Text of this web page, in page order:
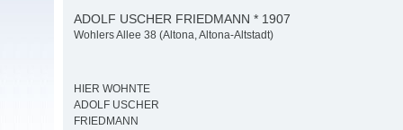
ADOLF USCHER FRIEDMANN * 1907
Wohlers Allee 38 (Altona, Altona-Altstadt)
HIER WOHNTE
ADOLF USCHER
FRIEDMANN